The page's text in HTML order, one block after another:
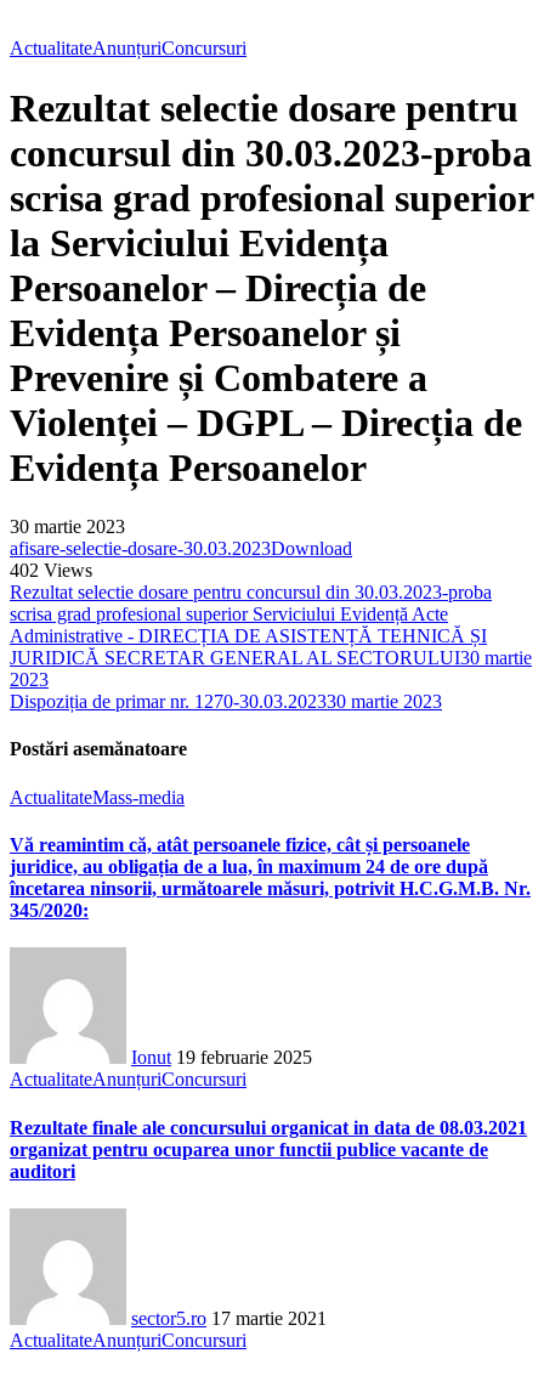
ActualitateAnunțuriConcursuri
Rezultat selectie dosare pentru
concursul din 30.03.2023-proba
scrisa grad profesional superior
la Serviciului Evidența
Persoanelor – Direcția de
Evidența Persoanelor și
Prevenire și Combatere a
Violenței – DGPL – Direcția de
Evidența Persoanelor
30 martie 2023
afisare-selectie-dosare-30.03.2023Download
402 Views
Rezultat selectie dosare pentru concursul din 30.03.2023-proba
scrisa grad profesional superior Serviciului Evidență Acte
Administrative - DIRECȚIA DE ASISTENȚĂ TEHNICĂ ȘI
JURIDICĂ SECRETAR GENERAL AL SECTORULUI30 martie
2023
Dispoziția de primar nr. 1270-30.03.202330 martie 2023
Postări asemănatoare
ActualitateMass-media
Vă reamintim că, atât persoanele fizice, cât și persoanele
juridice, au obligația de a lua, în maximum 24 de ore după
încetarea ninsorii, următoarele măsuri, potrivit H.C.G.M.B. Nr.
345/2020:
Ionut 19 februarie 2025
ActualitateAnunțuriConcursuri
Rezultate finale ale concursului organicat in data de 08.03.2021
organizat pentru ocuparea unor functii publice vacante de
auditori
sector5.ro 17 martie 2021
ActualitateAnunțuriConcursuri